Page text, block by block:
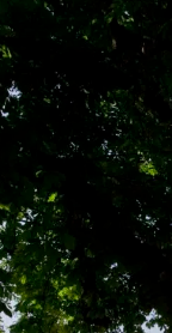
Le Marronnier